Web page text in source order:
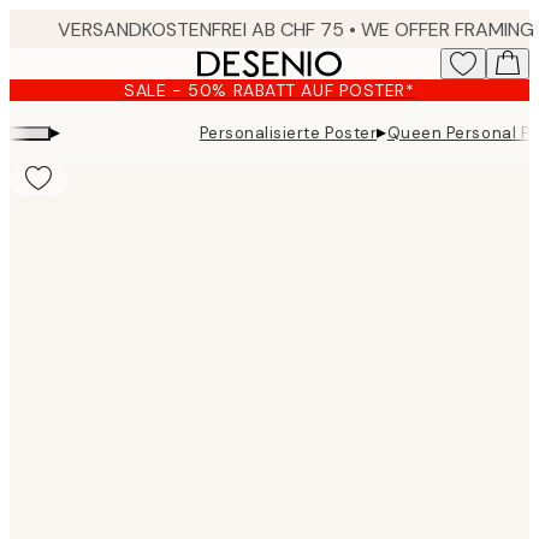
content.
SALE - 50% RABATT AUF POSTER*
▸ Personalisierte Poster▸Queen Personal